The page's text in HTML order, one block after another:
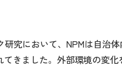
究において、NPMは自治
きました。外部環境の変